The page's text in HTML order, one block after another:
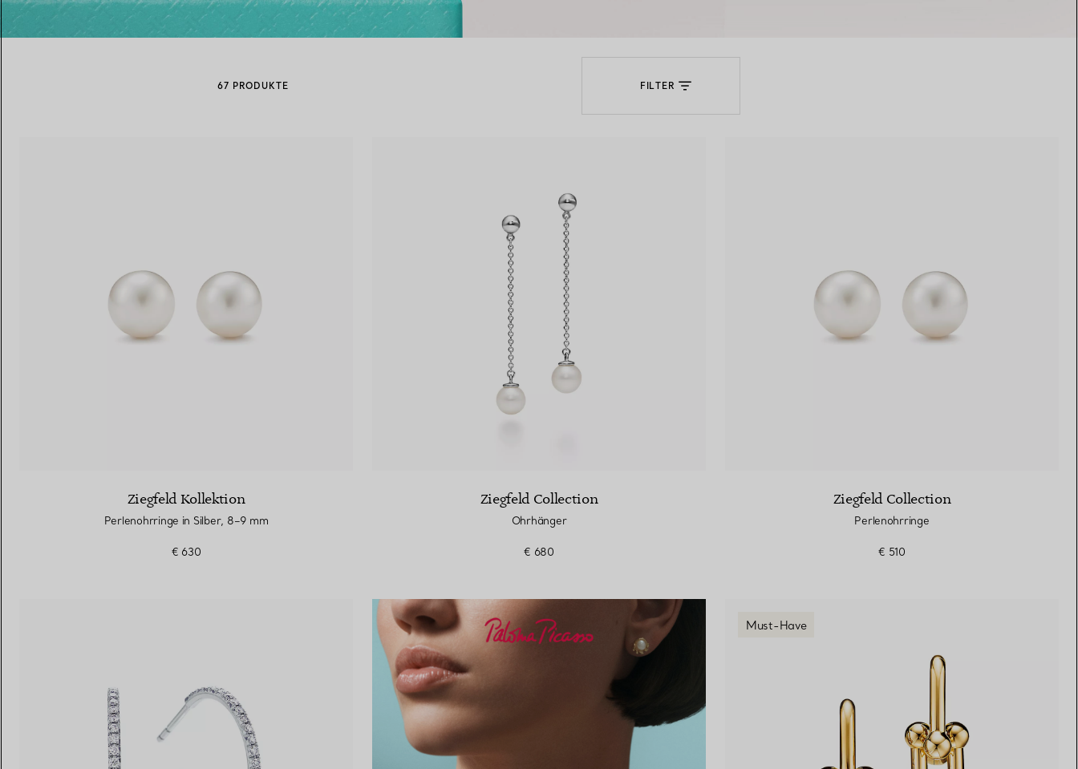
Eheringe für Damen Eheringe für Herren Partnerringe
67 PRODUKTE FILTER
Ziegfeld Kollektion
Perlenohrringe in Silber, 8–9 mm
€ 630
Ziegfeld Collection
Ohrhänger
€ 680
Ziegfeld Collection
Perlenohrringe
€ 510
Must-Have